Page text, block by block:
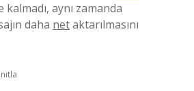
aynı zamanda
daha netaktarılmasını